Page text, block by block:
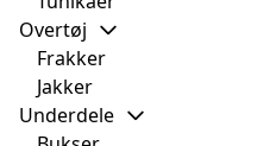
Overtøj
Frakker
Jakker
Underdele